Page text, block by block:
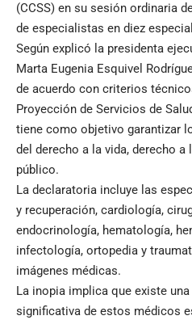
(CCSS) en su sesión ordinaria
de especialistas en diez
Según explicó la presidenta
Marta Eugenia Esquivel
de acuerdo con criterios
Proyección de Servicios de
tiene como objetivo garantizar
del derecho a la vida, derecho
público.
La declaratoria incluye las
y recuperación, cardiología,
endocrinología, hematología,
infectología, ortopedia y
imágenes médicas.
La inopia implica que existe
significativa de estos médicos